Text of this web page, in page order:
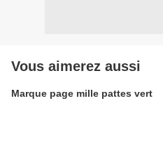
Vous aimerez aussi
Marque page mille pattes vert